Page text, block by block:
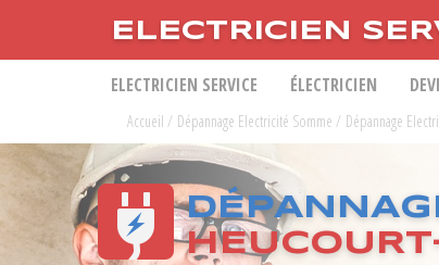
ELECTRICIEN
ELECTRICIEN SERVICE ÉLECTRICIEN
Accueil / Dépannage Electricité Somme / Dépannage